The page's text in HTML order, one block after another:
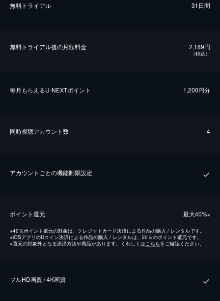
無料トライアル 31日間
無料トライアル後の⽉額料金 2,189円
（税込）
毎⽉もらえるU-NEXTポイント 1,200円分
同時視聴アカウント数 4
アカウントごとの機能制限設定
ポイント還元 最⼤40%※
※40％ポイント還元の対象は、クレジットカード決済による作品の購入 / レンタルです。
※iOSアプリのUコイン決済による作品の購入 / レンタルは、20％のポイント還元です。
※還元の対象外となる決済方法や商品があります。くわしくは こちらをご確認ください。
フルHD画質 / 4K画質